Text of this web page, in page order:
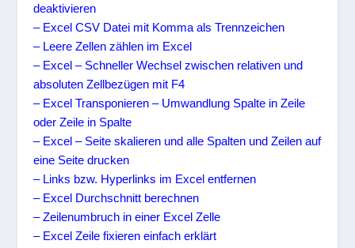
deaktivieren
– Excel CSV Datei mit Komma als Trennzeichen
– Leere Zellen zählen im Excel
– Excel – Schneller Wechsel zwischen relativen und
absoluten Zellbezügen mit F4
– Excel Transponieren – Umwandlung Spalte in Zeile
oder Zeile in Spalte
– Excel – Seite skalieren und alle Spalten und Zeilen auf
eine Seite drucken
– Links bzw. Hyperlinks im Excel entfernen
– Excel Durchschnitt berechnen
– Zeilenumbruch in einer Excel Zelle
– Excel Zeile fixieren einfach erklärt